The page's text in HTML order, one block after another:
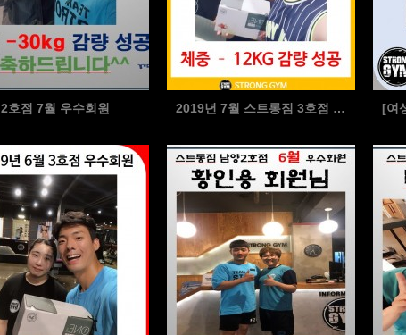
2호점 7월 우수회원 2019년 7월 스트롱짐 3호점 우수회원님